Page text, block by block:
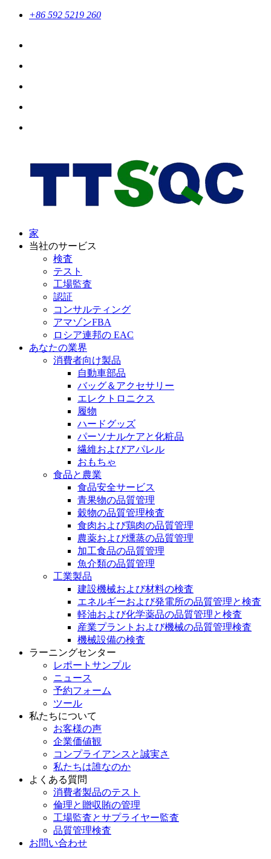
+86 592 5219 260
家
当社のサービス
検査
テスト
工場監査
認証
コンサルティング
アマゾンFBA
ロシア連邦の EAC
あなたの業界
消費者向け製品
自動車部品
バッグ＆アクセサリー
エレクトロニクス
履物
ハードグッズ
パーソナルケアと化粧品
繊維およびアパレル
おもちゃ
食品と農業
食品安全サービス
青果物の品質管理
穀物の品質管理検査
食肉および鶏肉の品質管理
農薬および燻蒸の品質管理
加工食品の品質管理
魚介類の品質管理
工業製品
建設機械および材料の検査
エネルギーおよび発電所の品質管理と検査
軽油および化学薬品の品質管理と検査
産業プラントおよび機械の品質管理検査
機械設備の検査
ラーニングセンター
レポートサンプル
ニュース
予約フォーム
ツール
私たちについて
お客様の声
企業価値観
コンプライアンスと誠実さ
私たちは誰なのか
よくある質問
消費者製品のテスト
倫理と贈収賄の管理
工場監査とサプライヤー監査
品質管理検査
お問い合わせ